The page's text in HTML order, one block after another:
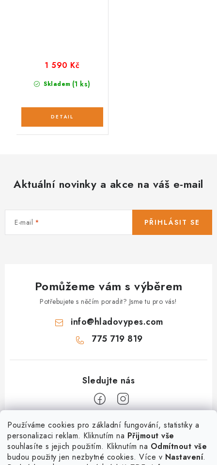
Používáme cookies pro základní fungování, statistiky a
personalizaci reklam. Kliknutím na Přijmout vše
souhlasíte s jejich použitím. Kliknutím na Odmítnout vše
budou použity jen nezbytné cookies. Více v Nastavení.
Skladem (1 ks)
1 590 Kč
Aktuální novinky a akce na váš e-mail
E-mail PŘIHLÁSIT SE
Pomůžeme vám s výběrem
Potřebujete s něčím poradit? Jsme tu pro vás!
info@hladovypes.com
775 719 819
Informace